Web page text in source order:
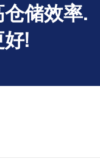
储效率.
!